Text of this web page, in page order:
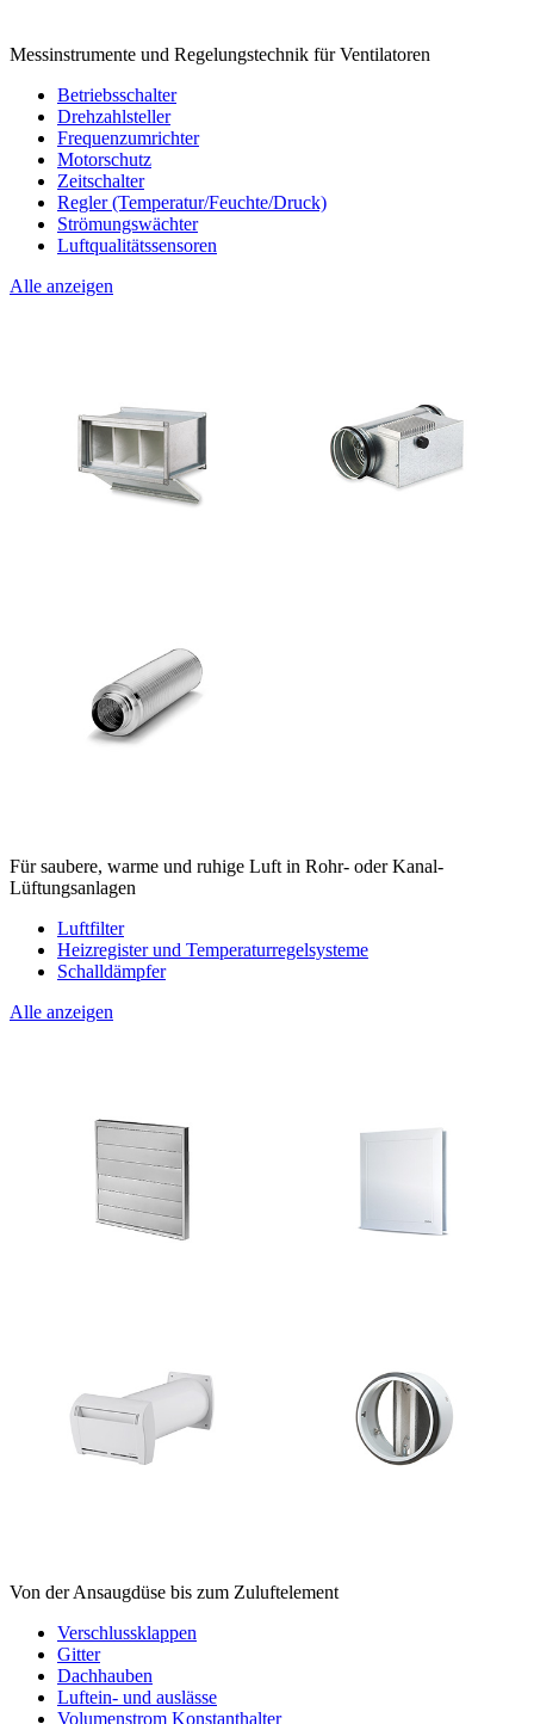
Messinstrumente und Regelungstechnik für Ventilatoren
Betriebsschalter
Drehzahlsteller
Frequenzumrichter
Motorschutz
Zeitschalter
Regler (Temperatur/Feuchte/Druck)
Strömungswächter
Luftqualitätssensoren
Alle anzeigen
Für saubere, warme und ruhige Luft in Rohr- oder Kanal-
Lüftungsanlagen
Luftfilter
Heizregister und Temperaturregelsysteme
Schalldämpfer
Alle anzeigen
Von der Ansaugdüse bis zum Zuluftelement
Verschlussklappen
Gitter
Dachhauben
Luftein- und auslässe
Volumenstrom Konstanthalter